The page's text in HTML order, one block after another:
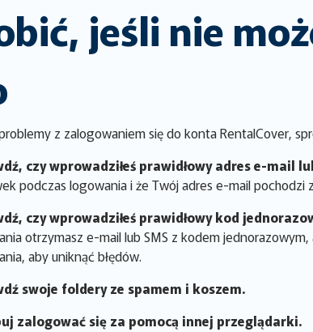
jeśli nie
z zalogowaniem się do konta RentalCover,
czy wprowadziłeś prawidłowy adres e-mail
podczas logowania i że Twój adres e-mail pochodzi
czy wprowadziłeś prawidłowy kod
otrzymasz e-mail lub SMS z kodem
aby uniknąć błędów.
swoje foldery ze spamem i koszem.
zalogować się za pomocą innej przeglądarki.